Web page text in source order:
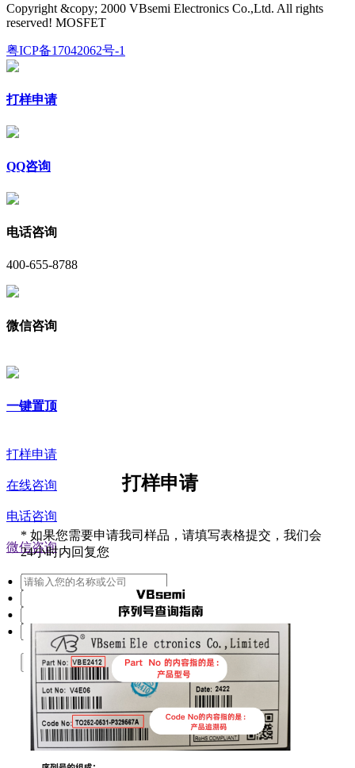
Copyright &copy; 2000 VBsemi Electronics Co.,Ltd. All rights
reserved! MOSFET
粤ICP备17042062号-1
打样申请
QQ咨询
电话咨询
400-655-8788
微信咨询
一键置顶
打样申请
在线咨询
电话咨询
微信咨询
打样申请
* 如果您需要申请我司样品，请填写表格提交，我们会
24小时内回复您
提交